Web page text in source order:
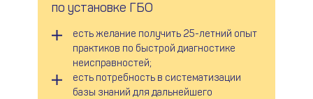
по установке ГБО
есть желание получить 25-летний опыт
практиков по быстрой диагностике
неисправностей;
есть потребность в систематизации
базы знаний для дальнейшего